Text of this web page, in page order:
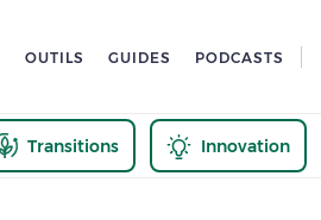
OUTILS GUIDES PODCASTS
Transitions Innovation